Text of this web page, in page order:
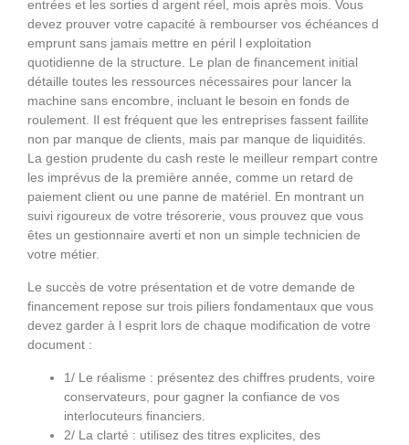
entrées et les sorties d argent réel, mois après mois. Vous
devez prouver votre capacité à rembourser vos échéances d
emprunt sans jamais mettre en péril l exploitation
quotidienne de la structure. Le plan de financement initial
détaille toutes les ressources nécessaires pour lancer la
machine sans encombre, incluant le besoin en fonds de
roulement. Il est fréquent que les entreprises fassent faillite
non par manque de clients, mais par manque de liquidités.
La gestion prudente du cash reste le meilleur rempart contre
les imprévus de la première année, comme un retard de
paiement client ou une panne de matériel. En montrant un
suivi rigoureux de votre trésorerie, vous prouvez que vous
êtes un gestionnaire averti et non un simple technicien de
votre métier.
Le succès de votre présentation et de votre demande de
financement repose sur trois piliers fondamentaux que vous
devez garder à l esprit lors de chaque modification de votre
document :
1/ Le réalisme : présentez des chiffres prudents, voire
conservateurs, pour gagner la confiance de vos
interlocuteurs financiers.
2/ La clarté : utilisez des titres explicites, des